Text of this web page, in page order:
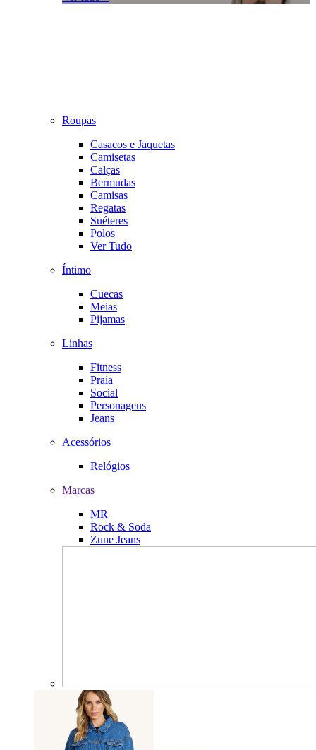
Roupas
Casacos e Jaquetas
Camisetas
Calças
Bermudas
Camisas
Regatas
Suéteres
Polos
Ver Tudo
Íntimo
Cuecas
Meias
Pijamas
Linhas
Fitness
Praia
Social
Personagens
Jeans
Acessórios
Relógios
Marcas
MR
Rock & Soda
Zune Jeans